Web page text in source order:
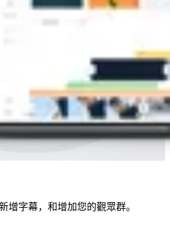
增字幕，和增加您的觀眾群。